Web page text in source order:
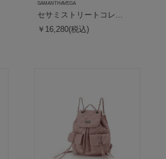
SAMANTHAVEGA
セサミストリートコレ...
￥16,280(税込)